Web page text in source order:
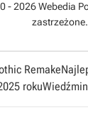
- 2026 Webedia
zastrzeżone.
Remake
roku